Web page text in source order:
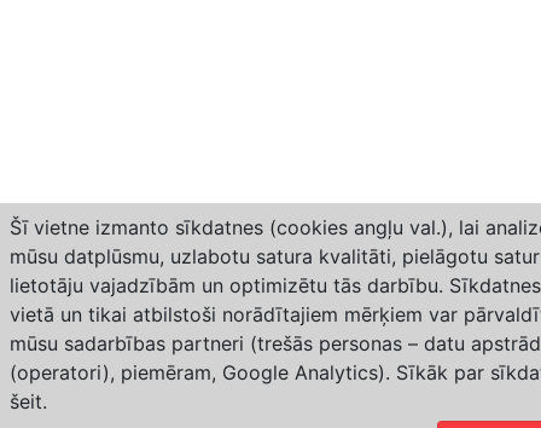
Šī vietne izmanto sīkdatnes (cookies angļu val.), lai
mūsu datplūsmu, uzlabotu satura kvalitāti, pielāgotu
lietotāju vajadzībām un optimizētu tās darbību.
vietā un tikai atbilstoši norādītajiem mērķiem var
mūsu sadarbības partneri (trešās personas – datu
(operatori), piemēram, Google Analytics). Sīkāk par
šeit.